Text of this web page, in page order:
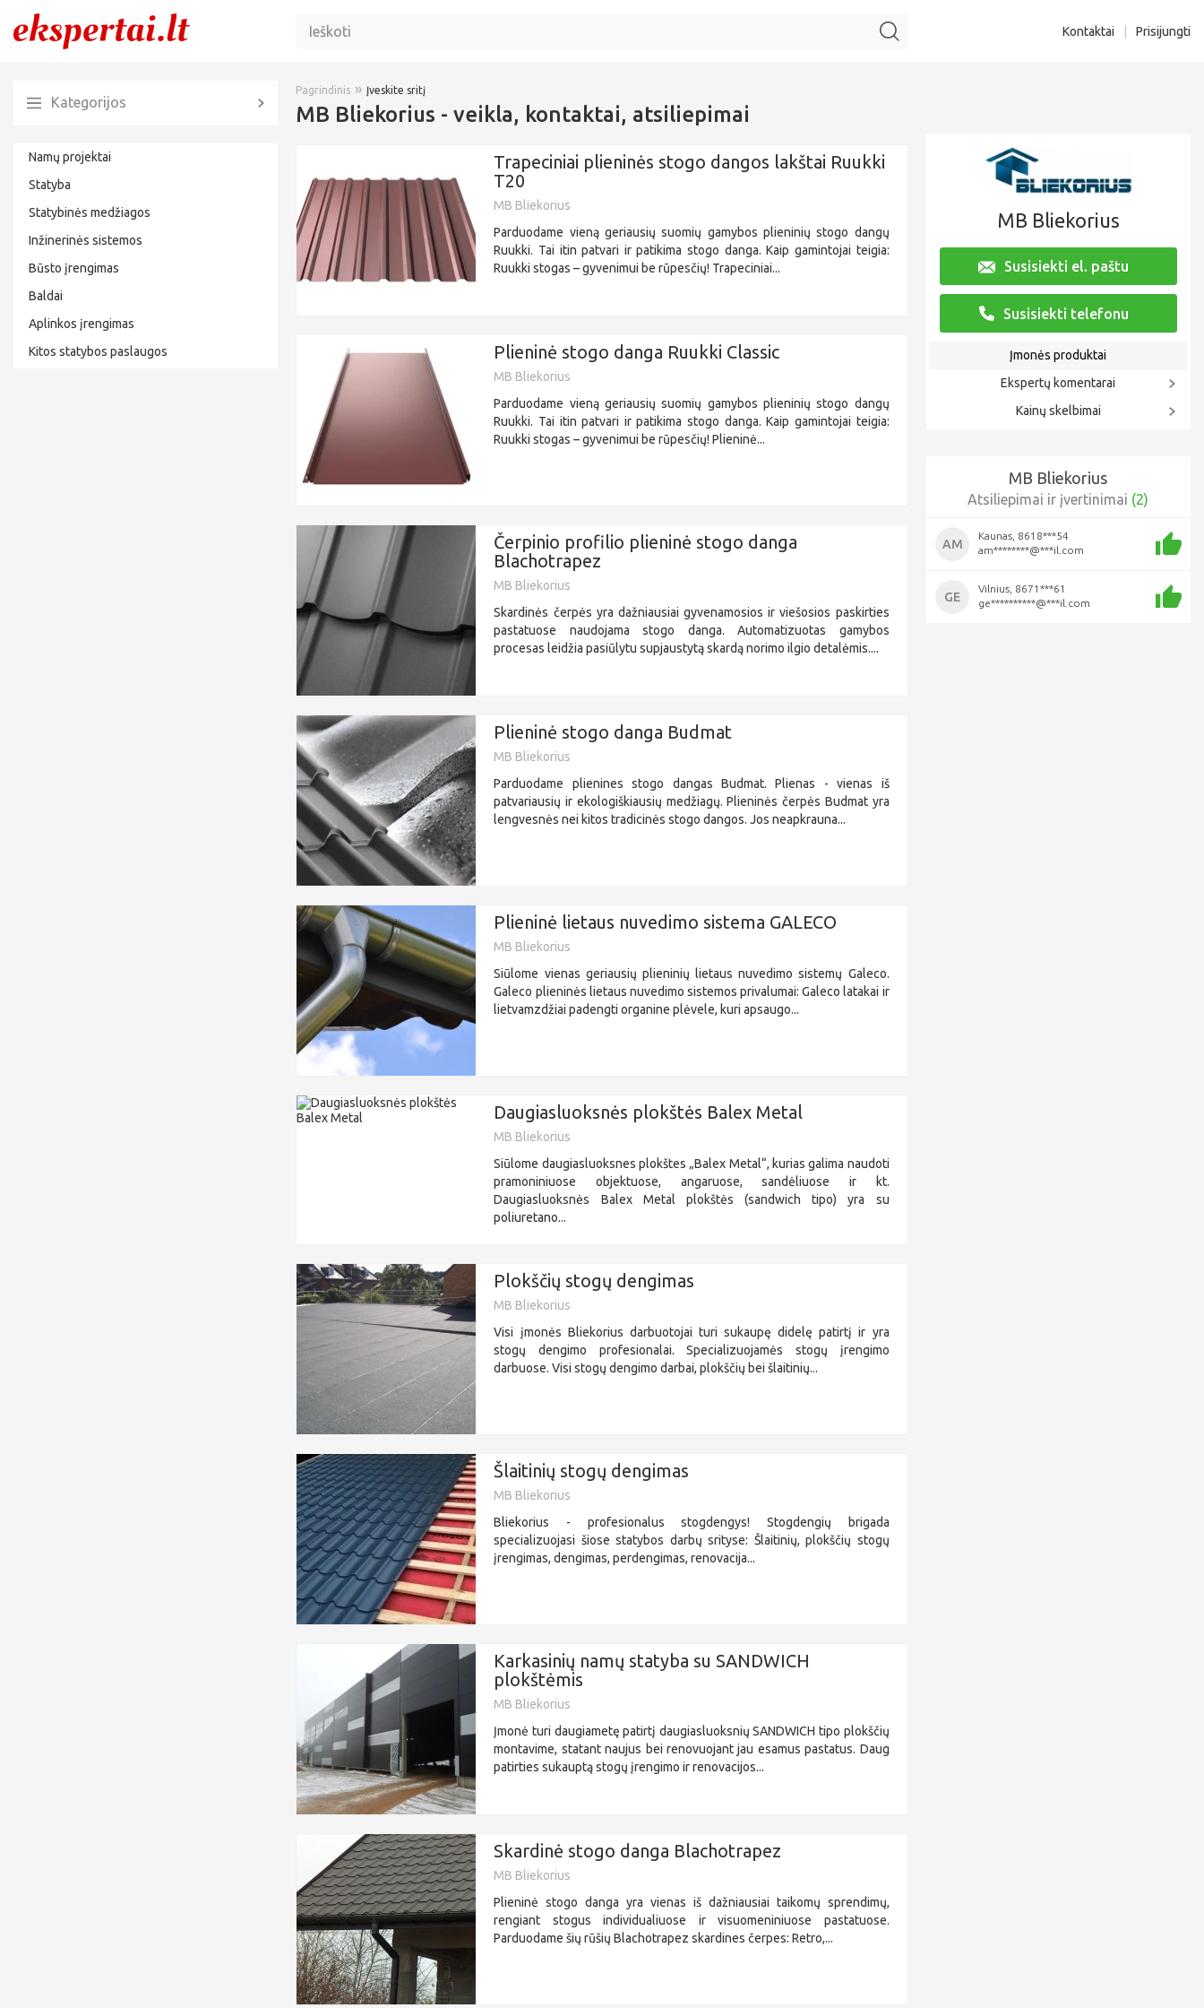
Kontaktai Prisijungti
Kategorijos
Namų projektai
Statyba
Statybinės medžiagos
Inžinerinės sistemos
Būsto įrengimas
Baldai
Aplinkos įrengimas
Kitos statybos paslaugos
Pagrindinis » Įveskite sritį
MB Bliekorius - veikla, kontaktai, atsiliepimai
Trapeciniai plieninės stogo dangos lakštai Ruukki
T20
MB Bliekorius
Parduodame vieną geriausių suomių gamybos plieninių stogo dangų
Ruukki. Tai itin patvari ir patikima stogo danga. Kaip gamintojai teigia:
Ruukki stogas – gyvenimui be rūpesčių! Trapeciniai...
Plieninė stogo danga Ruukki Classic
MB Bliekorius
Parduodame vieną geriausių suomių gamybos plieninių stogo dangų
Ruukki. Tai itin patvari ir patikima stogo danga. Kaip gamintojai teigia:
Ruukki stogas – gyvenimui be rūpesčių! Plieninė...
Čerpinio profilio plieninė stogo danga
Blachotrapez
MB Bliekorius
Skardinės čerpės yra dažniausiai gyvenamosios ir viešosios paskirties
pastatuose naudojama stogo danga. Automatizuotas gamybos
procesas leidžia pasiūlytu supjaustytą skardą norimo ilgio detalėmis....
Plieninė stogo danga Budmat
MB Bliekorius
Parduodame plienines stogo dangas Budmat. Plienas - vienas iš
patvariausių ir ekologiškiausių medžiagų. Plieninės čerpės Budmat yra
lengvesnės nei kitos tradicinės stogo dangos. Jos neapkrauna...
Plieninė lietaus nuvedimo sistema GALECO
MB Bliekorius
Siūlome vienas geriausių plieninių lietaus nuvedimo sistemų Galeco.
Galeco plieninės lietaus nuvedimo sistemos privalumai: Galeco latakai ir
lietvamzdžiai padengti organine plėvele, kuri apsaugo...
Daugiasluoksnės plokštės Balex Metal
MB Bliekorius
Siūlome daugiasluoksnes plokštes „Balex Metal“, kurias galima naudoti
pramoniniuose objektuose, angaruose, sandėliuose ir kt.
Daugiasluoksnės Balex Metal plokštės (sandwich tipo) yra su
poliuretano...
Plokščių stogų dengimas
MB Bliekorius
Visi įmonės Bliekorius darbuotojai turi sukaupę didelę patirtį ir yra
stogų dengimo profesionalai. Specializuojamės stogų įrengimo
darbuose. Visi stogų dengimo darbai, plokščių bei šlaitinių...
Šlaitinių stogų dengimas
MB Bliekorius
Bliekorius - profesionalus stogdengys! Stogdengių brigada
specializuojasi šiose statybos darbų srityse: Šlaitinių, plokščių stogų
įrengimas, dengimas, perdengimas, renovacija...
Karkasinių namų statyba su SANDWICH
plokštėmis
MB Bliekorius
Įmonė turi daugiametę patirtį daugiasluoksnių SANDWICH tipo plokščių
montavime, statant naujus bei renovuojant jau esamus pastatus. Daug
patirties sukauptą stogų įrengimo ir renovacijos...
Skardinė stogo danga Blachotrapez
MB Bliekorius
Plieninė stogo danga yra vienas iš dažniausiai taikomų sprendimų,
rengiant stogus individualiuose ir visuomeniniuose pastatuose.
Parduodame šių rūšių Blachotrapez skardines čerpes: Retro,...
MB Bliekorius
Susisiekti el. paštu
Susisiekti telefonu
Įmonės produktai
Ekspertų komentarai
Kainų skelbimai
MB Bliekorius
Atsiliepimai ir įvertinimai (2)
AM
Kaunas, 8618***54
am********@***il.com
GE
Vilnius, 8671***61
ge**********@***il.com